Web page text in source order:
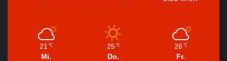
21 ℃
Mi.
25 ℃
Do.
26 ℃
Fr.